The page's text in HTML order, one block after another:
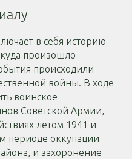
в себя историю
произошло
происходили
войны. В ходе
воинское
Советской Армии,
летом 1941 и
периоде оккупации
и захоронение